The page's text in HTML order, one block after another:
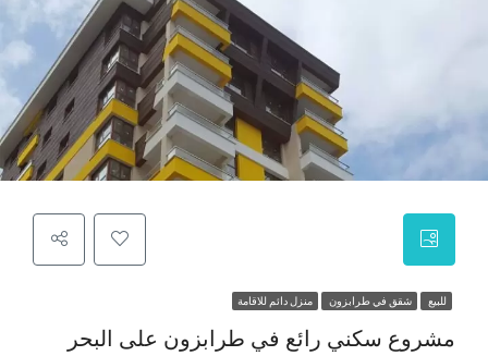
للبيع شقق في طرابزون منزل دائم للاقامة
مشروع سكني رائع في طرابزون على البحر